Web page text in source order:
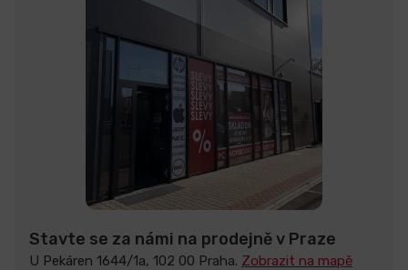
Stavte se za námi na prodejně v Praze
U Pekáren 1644/1a, 102 00 Praha. Zobrazit na mapě